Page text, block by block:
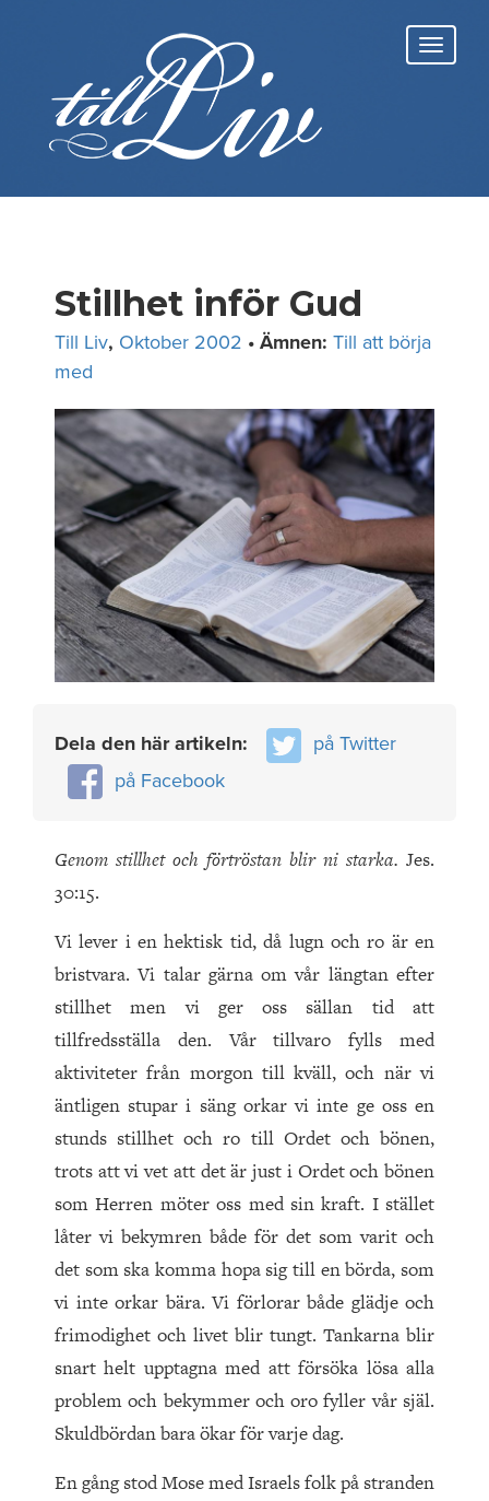
Stillhet inför Gud
Till Liv, Oktober 2002 • Ämnen: Till att börja
med
Dela den här artikeln:
på Twitter
på Facebook
Genom stillhet och förtröstan blir ni starka. Jes.
30:15.
Vi lever i en hektisk tid, då lugn och ro är en
bristvara. Vi talar gärna om vår längtan efter
stillhet men vi ger oss sällan tid att
tillfredsställa den. Vår tillvaro fylls med
aktiviteter från morgon till kväll, och när vi
äntligen stupar i säng orkar vi inte ge oss en
stunds stillhet och ro till Ordet och bönen,
trots att vi vet att det är just i Ordet och bönen
som Herren möter oss med sin kraft. I stället
låter vi bekymren både för det som varit och
det som ska komma hopa sig till en börda, som
vi inte orkar bära. Vi förlorar både glädje och
frimodighet och livet blir tungt. Tankarna blir
snart helt upptagna med att försöka lösa alla
problem och bekymmer och oro fyller vår själ.
Skuldbördan bara ökar för varje dag.
En gång stod Mose med Israels folk på stranden